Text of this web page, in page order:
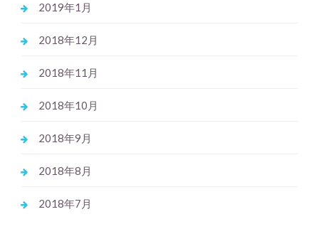
2019年1月
2018年12月
2018年11月
2018年10月
2018年9月
2018年8月
2018年7月